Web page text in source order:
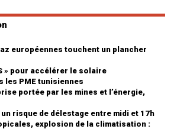
européennes touchent un plancher
» pour accélérer le solaire
les PME tunisiennes
portée par les mines et l’énergie,
un risque de délestage entre midi et 17h
explosion de la climatisation :